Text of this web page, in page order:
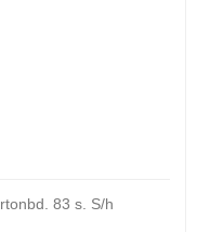
83 s. S/h